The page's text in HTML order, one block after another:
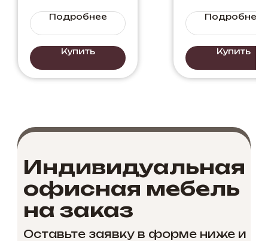
Подробнее
Купить
Подробнее
Купить
Оставьте заявку в форме ниже и
Индивидуальная
офисная мебель
на заказ